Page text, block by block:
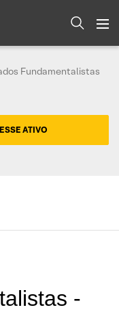
Fundamentalistas
ATIVO
-